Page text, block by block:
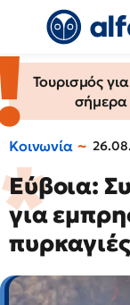
Τουρισμός
σήμερα
Κοινωνία
Εύβοια:
για